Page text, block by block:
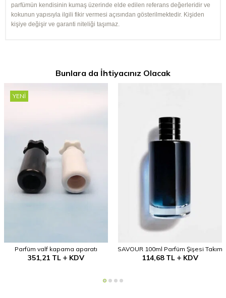
parfümün kendisinin kumaş üzerinde elde edilen referans değerleridir ve
kokunun yapısıyla ilgili fikir vermesi açısından gösterilmektedir. Kişiden
kişiye değişir ve garanti niteliği taşımaz.
Bunlara da İhtiyacınız Olacak
YENI
Parfüm valf kapama aparatı
351,21TL KDV
SAVOUR 100ml Parfüm Şişesi Takım
114,68TL KDV